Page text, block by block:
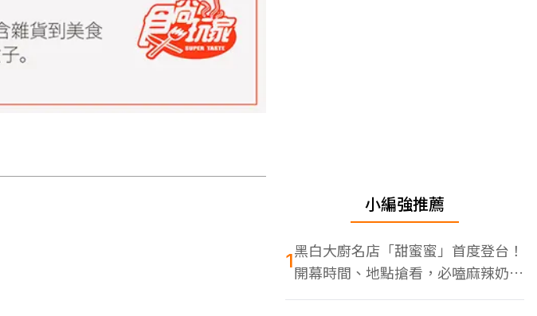
小編強推薦
1黑白大廚名店「甜蜜蜜」首度登台！
開幕時間、地點搶看，必嗑麻辣奶油
蝦